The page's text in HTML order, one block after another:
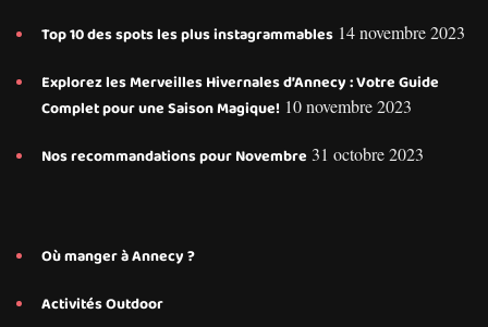
Top 10 des spots les plus instagrammables 14 novembre 2023
Explorez les Merveilles Hivernales d’Annecy : Votre Guide
Complet pour une Saison Magique! 10 novembre 2023
Nos recommandations pour Novembre 31 octobre 2023
Où manger à Annecy ?
Activités Outdoor